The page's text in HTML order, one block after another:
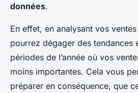
données.
En effet, en analysant vos
pourrez dégager des tendances
périodes de l’année où vos
moins importantes. Cela vous
préparer en conséquence, que